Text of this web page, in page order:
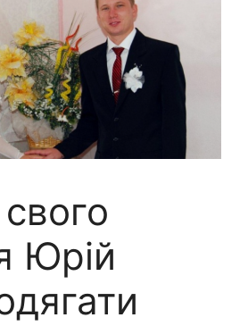
Юрій